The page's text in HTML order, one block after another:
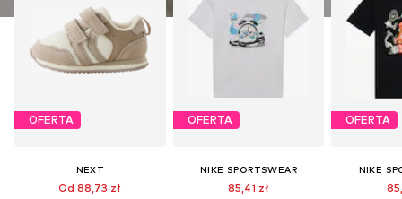
OFERTA
NEXT
Od 88,73 zł
OFERTA
NIKE SPORTSWEAR
85,41 zł
OFERTA
NIKE